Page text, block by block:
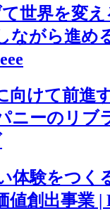
世界を変
ながら進め
向けて前進
ニーのリブ
体験をつく
値創出事業 |